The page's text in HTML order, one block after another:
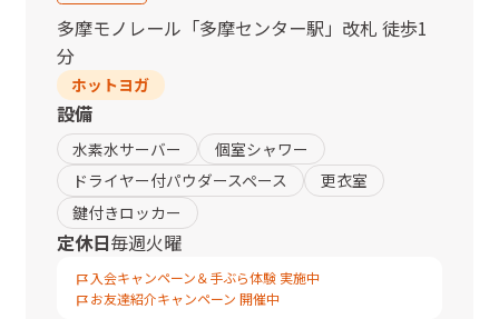
多摩モノレール 「多摩センター駅」 改札 徒歩1
分
ホットヨガ
設備
水素水サーバー
個室シャワー
ドライヤー付パウダースペース
更衣室
鍵付きロッカー
定休日毎週火曜
入会キャンペーン＆手ぶら体験 実施中
お友達紹介キャンペーン 開催中